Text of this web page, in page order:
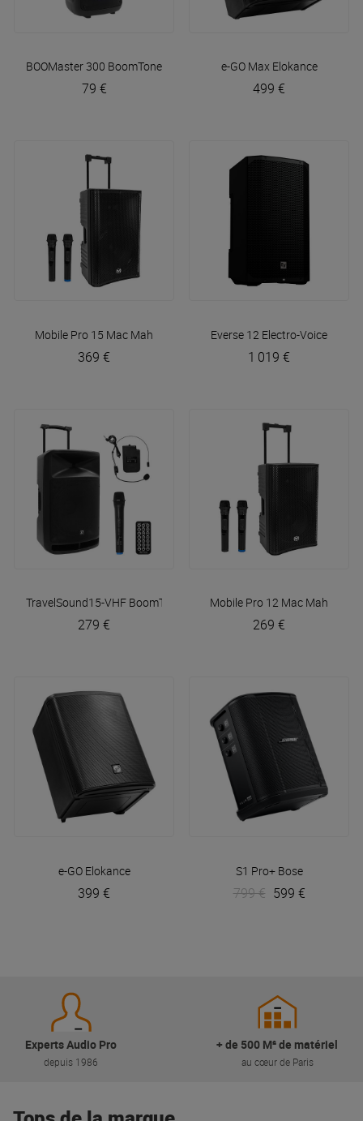
BOOMaster 300 BoomTone DJ
79 €
e-GO Max Elokance
499 €
Mobile Pro 15 Mac Mah
369 €
Everse 12 Electro-Voice
1 019 €
TravelSound15-VHF BoomTone DJ
279 €
Mobile Pro 12 Mac Mah
269 €
e-GO Elokance
399 €
S1 Pro+ Bose
799 € 599 €
Experts Audio Pro
depuis 1986
+ de 500 M² de matériel
au cœur de Paris